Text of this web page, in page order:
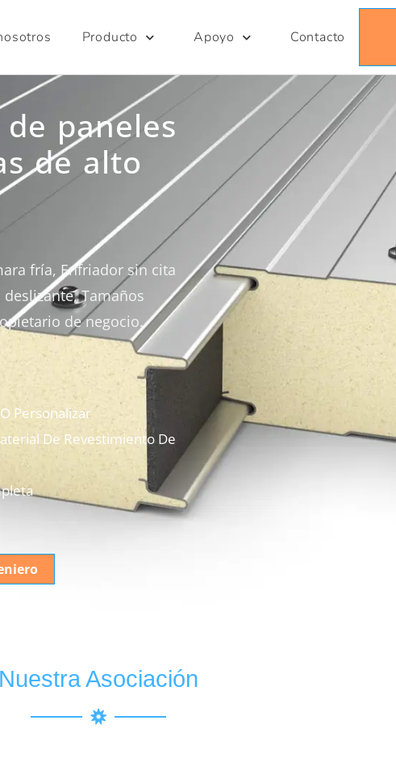
Producto Apoyo Contacto
paneles
de alto
fría, Enfriador sin cita
Tamaños
de negocio.
Personalizar
De Revestimiento De
Asociación